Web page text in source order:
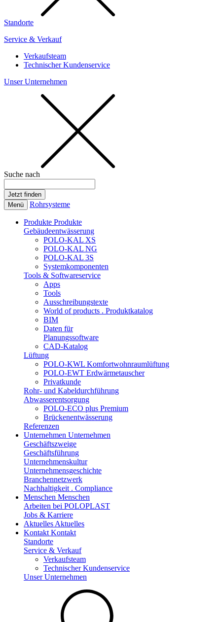
Standorte
Service & Verkauf
Verkaufsteam
Technischer Kundenservice
Unser Unternehmen
Suche nach
Menü Rohrsysteme
Produkte Produkte
Gebäudeentwässerung
POLO-KAL XS
POLO-KAL NG
POLO-KAL 3S
Systemkomponenten
Tools & Softwareservice
Apps
Tools
Ausschreibungstexte
World of products . Produktkatalog
BIM
Daten für
Planungssoftware
CAD-Katalog
Lüftung
POLO-KWL Komfortwohnraumlüftung
POLO-EWT Erdwärmetauscher
Privatkunde
Rohr- und Kabeldurchführung
Abwasserentsorgung
POLO-ECO plus Premium
Brückenentwässerung
Referenzen
Unternehmen Unternehmen
Geschäftszweige
Geschäftsführung
Unternehmenskultur
Unternehmensgeschichte
Branchennetzwerk
Nachhaltigkeit . Compliance
Menschen Menschen
Arbeiten bei POLOPLAST
Jobs & Karriere
Aktuelles Aktuelles
Kontakt Kontakt
Standorte
Service & Verkauf
Verkaufsteam
Technischer Kundenservice
Unser Unternehmen